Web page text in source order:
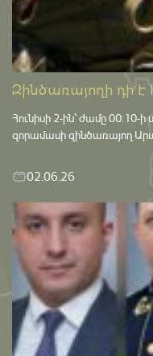
Զինծառայողի դի է
Հունիսի 2-ին՝ ժամը 00:10-
զորամասի զինծառայող
02.06.26